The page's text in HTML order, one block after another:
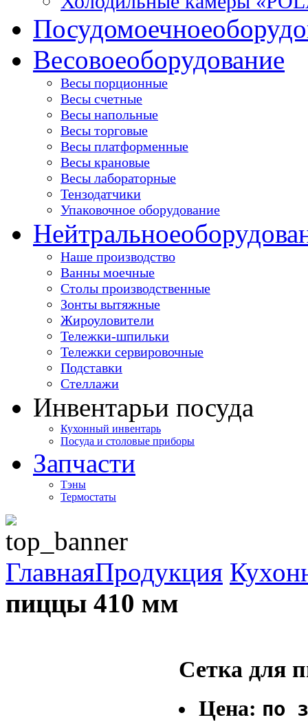
Посудомоечное
Весовоеоборудование
Весы порционные
Весы счетные
Весы напольные
Весы торговые
Весы платформенные
Весы крановые
Весы лабораторные
Тензодатчики
Упаковочное оборудование
Нейтральное
Наше производство
Ванны моечные
Столы производственные
Зонты вытяжные
Жироуловители
Тележки-шпильки
Тележки сервировочные
Подставки
Стеллажи
Инвентарьи посуда
Кухонный инвентарь
Посуда и столовые приборы
Запчасти
Тэны
Термостаты
ГлавнаяПродукция
пиццы 410 мм
Сетка для
Цена: по